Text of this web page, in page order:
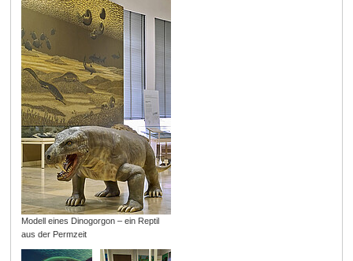
Modell eines Dinogorgon – ein Reptil
aus der Permzeit